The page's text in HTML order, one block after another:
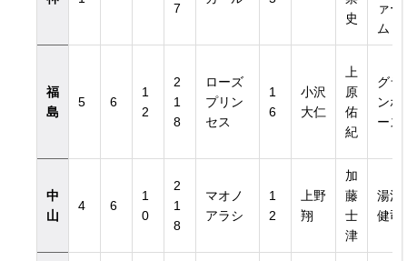
7
史
ァー
ム
福
島
5 6
1
2
2
1
8
ローズ
プリン
セス
1
6
小沢
大仁
上
原
佑
紀
グラ
ンホ
ース
中
山
4 6
1
0
2
1
8
マオノ
アラシ
1
2
上野
翔
加
藤
士
津
湯浅
健司